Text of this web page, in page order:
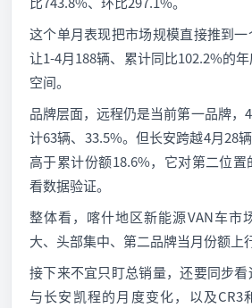
这个单月表现把市场规模直接推到
让1-4月188辆、累计同比102.2%的
空间。
品牌层面，远程仍是当前第一品牌，
计63辆、33.5%。但长安跨越4月28
高于累计份额18.6%，它对第二位
看数据验证。
整体看，喀什地区新能源VAN车市
大、头部集中、第二品牌当月份额上
接下来不宜只盯总销量，还要同步
与长安凯程的月度变化，以及CR3